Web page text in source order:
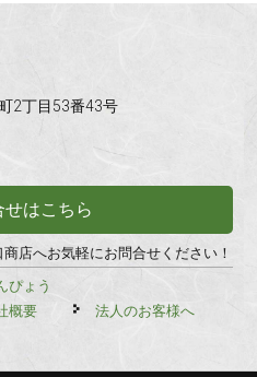
2丁目53番43号
せはこちら
店へお気軽にお問合せください！
ぴょう
概要
法人のお客様へ